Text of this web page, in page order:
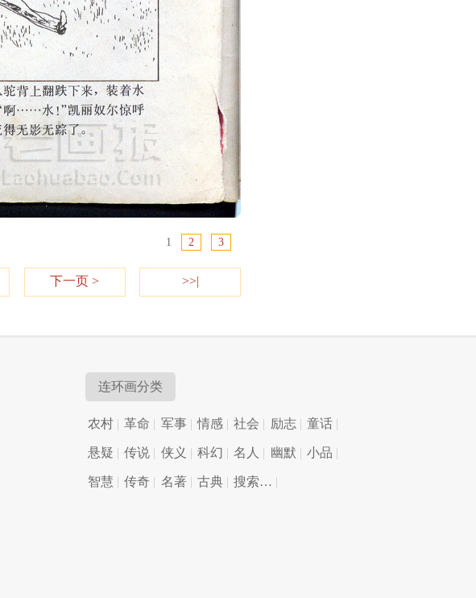
1 2 3
下一页 > >>|
连环画分类
农村 革命 军事 情感 社会 励志 童话
悬疑 传说 侠义 科幻 名人 幽默 小品
智慧 传奇 名著 古典 搜索…